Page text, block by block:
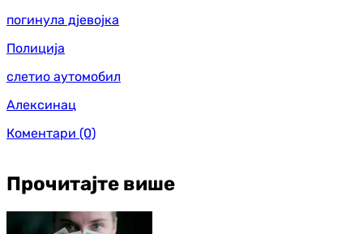
погинула дјевојка
Полиција
слетио аутомобил
Алексинац
Коментари (0)
Прочитајте више